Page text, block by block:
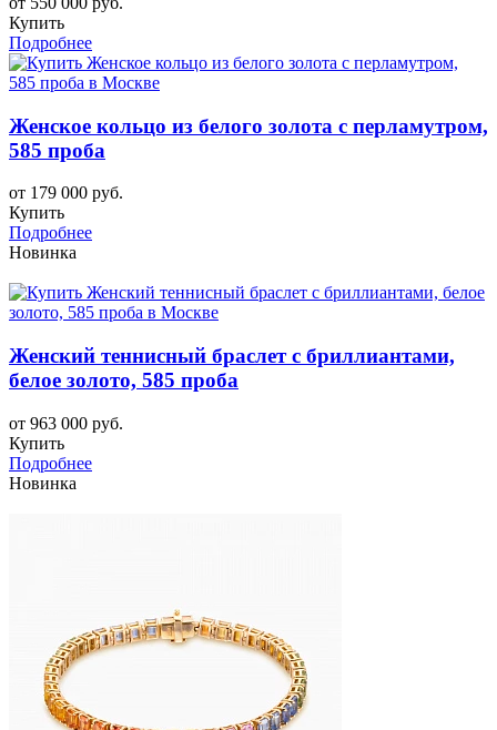
Купить
Подробнее
Женское кольцо из белого золота с перламутром,
585 проба
от 179 000 руб.
Купить
Подробнее
Новинка
Женский теннисный браслет с бриллиантами,
белое золото, 585 проба
от 963 000 руб.
Купить
Подробнее
Новинка